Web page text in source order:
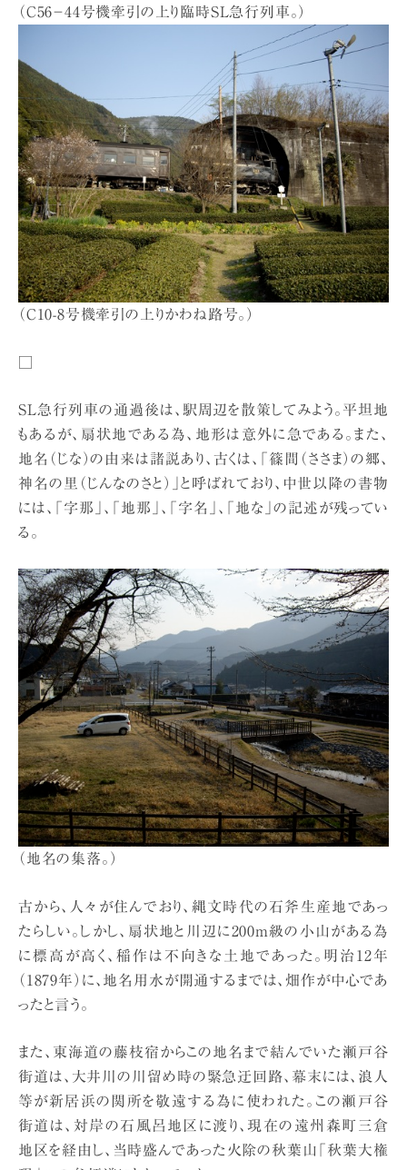
（C56−44号機牽引の上り臨時SL急行列車。）
（C10-8号機牽引の上りかわね路号。）
SL急行列車の通過後は、駅周辺を散策してみよう。平坦地
もあるが、扇状地である為、地形は意外に急である。また、
地名（じな）の由来は諸説あり、古くは、「篠間（ささま）の郷、
神名の里（じんなのさと）」と呼ばれており、中世以降の書物
には、「字那」、「地那」、「字名」、「地な」の記述が残ってい
る。
（地名の集落。）
古から、人々が住んでおり、縄文時代の石斧生産地であっ
たらしい。しかし、扇状地と川辺に200m級の小山がある為
に標高が高く、稲作は不向きな土地であった。明治12年
（1879年）に、地名用水が開通するまでは、畑作が中心であ
ったと言う。
また、東海道の藤枝宿からこの地名まで結んでいた瀬戸谷
街道は、大井川の川留め時の緊急迂回路、幕末には、浪人
等が新居浜の関所を敬遠する為に使われた。この瀬戸谷
街道は、対岸の石風呂地区に渡り、現在の遠州森町三倉
地区を経由し、当時盛んであった火除の秋葉山「秋葉大権